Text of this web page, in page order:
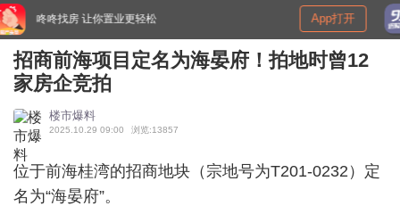
App打开 买房情报群－一个聊房子的微信群
招商前海项目定名为海晏府！拍地时曾12
家房企竞拍
楼市爆料
2025.10.29 09:00 浏览:13857
位于前海桂湾的招商地块（宗地号为T201-0232）定
名为“海晏府”。